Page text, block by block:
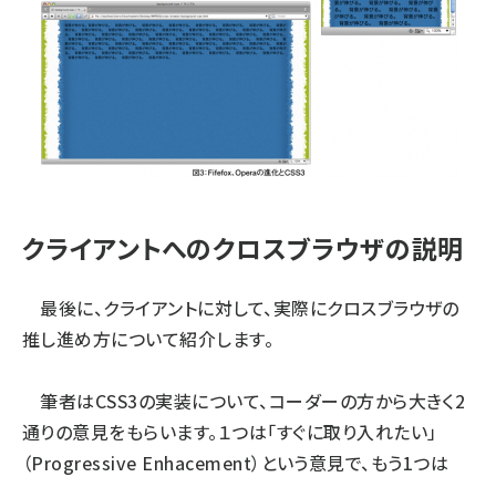
クライアントへのクロスブラウザの説明
最後に、クライアントに対して、実際にクロスブラウザの
推し進め方について紹介します。
筆者はCSS3の実装について、コーダーの方から大きく2
通りの意見をもらいます。１つは「すぐに取り入れたい」
（Progressive Enhacement）という意見で、もう1つは